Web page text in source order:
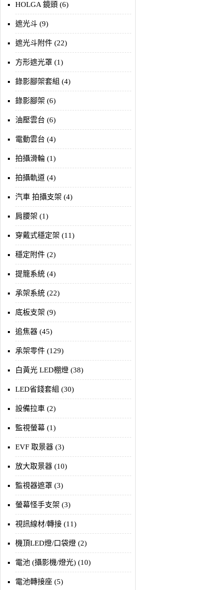
HOLGA 鏡頭 (6)
遮光斗 (9)
遮光斗附件 (22)
方形遮光罩 (1)
錄影腳架套組 (4)
錄影腳架 (6)
油壓雲台 (6)
電動雲台 (4)
拍攝滑輪 (1)
拍攝軌道 (4)
汽車 拍攝支架 (4)
肩腰架 (1)
穿戴式穩定架 (11)
穩定附件 (2)
提籠系統 (4)
承架系統 (22)
底板支架 (9)
追焦器 (45)
承架零件 (129)
白黃光 LED棚燈 (38)
LED省錢套組 (30)
設備拉車 (2)
監視螢幕 (1)
EVF 取景器 (3)
放大取景器 (10)
監視器遮罩 (3)
螢幕怪手支架 (3)
視訊線材/轉接 (11)
機頂LED燈/口袋燈 (2)
電池 (攝影機/燈光) (10)
電池轉接座 (5)